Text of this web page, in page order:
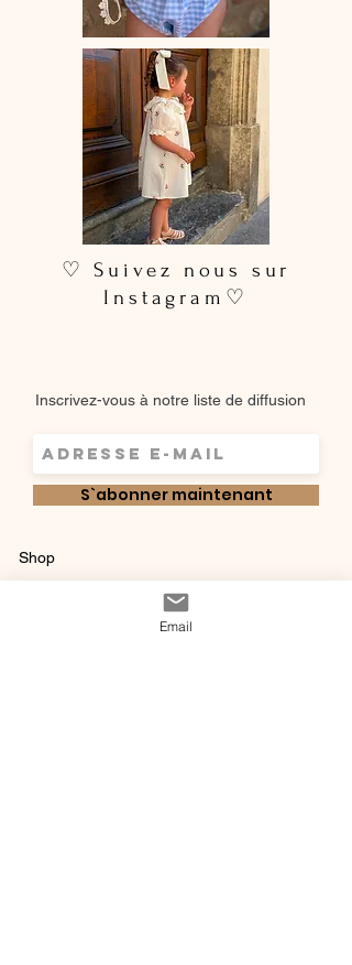
♡ Suivez nous sur
Instagram♡
Inscrivez-vous à notre liste de diffusion
S`abonner maintenant
Shop
instagram
Email